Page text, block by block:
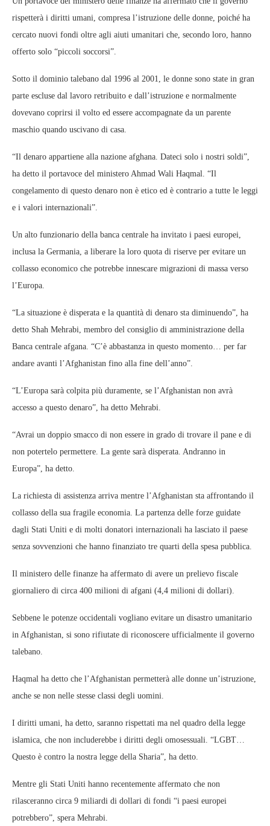
rispetterà i diritti umani, compresa l’istruzione delle donne, poiché ha
cercato nuovi fondi oltre agli aiuti umanitari che, secondo loro, hanno
offerto solo “piccoli soccorsi”.
Sotto il dominio talebano dal 1996 al 2001, le donne sono state in gran
parte escluse dal lavoro retribuito e dall’istruzione e normalmente
dovevano coprirsi il volto ed essere accompagnate da un parente
maschio quando uscivano di casa.
“Il denaro appartiene alla nazione afghana. Dateci solo i nostri soldi”,
ha detto il portavoce del ministero Ahmad Wali Haqmal. “Il
congelamento di questo denaro non è etico ed è contrario a tutte le leggi
e i valori internazionali”.
Un alto funzionario della banca centrale ha invitato i paesi europei,
inclusa la Germania, a liberare la loro quota di riserve per evitare un
collasso economico che potrebbe innescare migrazioni di massa verso
l’Europa.
“La situazione è disperata e la quantità di denaro sta diminuendo”, ha
detto Shah Mehrabi, membro del consiglio di amministrazione della
Banca centrale afgana. “C’è abbastanza in questo momento… per far
andare avanti l’Afghanistan fino alla fine dell’anno”.
“L’Europa sarà colpita più duramente, se l’Afghanistan non avrà
accesso a questo denaro”, ha detto Mehrabi.
“Avrai un doppio smacco di non essere in grado di trovare il pane e di
non potertelo permettere. La gente sarà disperata. Andranno in
Europa”, ha detto.
La richiesta di assistenza arriva mentre l’Afghanistan sta affrontando il
collasso della sua fragile economia. La partenza delle forze guidate
dagli Stati Uniti e di molti donatori internazionali ha lasciato il paese
senza sovvenzioni che hanno finanziato tre quarti della spesa pubblica.
Il ministero delle finanze ha affermato di avere un prelievo fiscale
giornaliero di circa 400 milioni di afgani (4,4 milioni di dollari).
Sebbene le potenze occidentali vogliano evitare un disastro umanitario
in Afghanistan, si sono rifiutate di riconoscere ufficialmente il governo
talebano.
Haqmal ha detto che l’Afghanistan permetterà alle donne un’istruzione,
anche se non nelle stesse classi degli uomini.
I diritti umani, ha detto, saranno rispettati ma nel quadro della legge
islamica, che non includerebbe i diritti degli omosessuali. “LGBT…
Questo è contro la nostra legge della Sharia”, ha detto.
Mentre gli Stati Uniti hanno recentemente affermato che non
rilasceranno circa 9 miliardi di dollari di fondi “i paesi europei
potrebbero”, spera Mehrabi.